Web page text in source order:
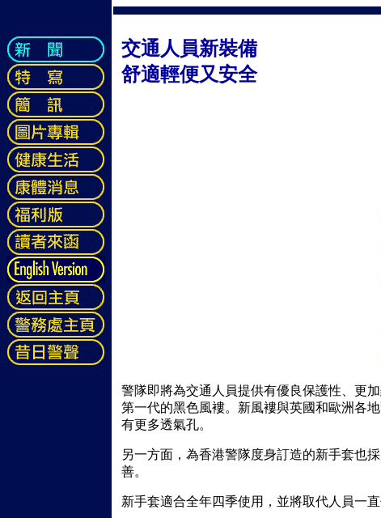
交通人員新裝備
舒適輕便又安全
警隊即將為交通人員提供有優良保護性、更
第一代的黑色風褸。新風褸與英國和歐洲各
有更多透氣孔。
另一方面，為香港警隊度身訂造的新手套也
善。
新手套適合全年四季使用，並將取代人員一